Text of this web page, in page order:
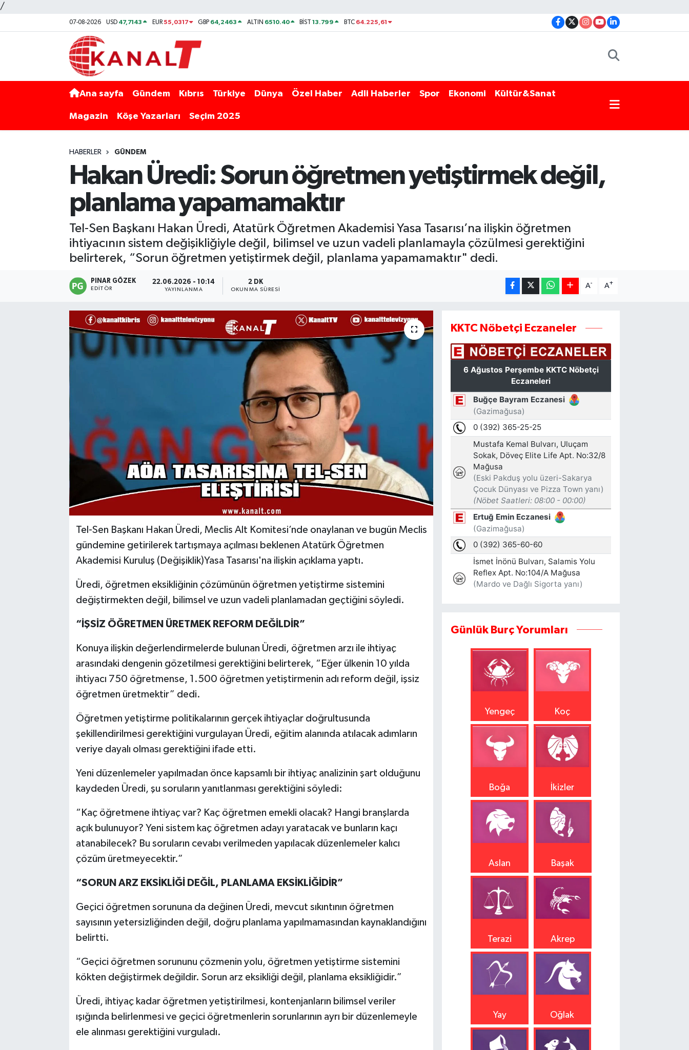
/
07-08-2026 USD 47,7143 EUR55,0317 GBP 64,2463 ALTIN 6510.40 BİST13.799 BTC 64.225,61
Ana sayfa Gündem Kıbrıs Türkiye Dünya Özel Haber Adli Haberler Spor Ekonomi Kültür&Sanat
Magazin Köşe Yazarları Seçim 2025
HABERLER GÜNDEM
Hakan Üredi: Sorun öğretmen yetiştirmek değil,
planlama yapamamaktır
Tel-Sen Başkanı Hakan Üredi, Atatürk Öğretmen Akademisi Yasa Tasarısı’na ilişkin öğretmen
ihtiyacının sistem değişikliğiyle değil, bilimsel ve uzun vadeli planlamayla çözülmesi gerektiğini
belirterek, “Sorun öğretmen yetiştirmek değil, planlama yapamamaktır" dedi.
PINAR GÖZEK
EDITÖR
22.06.2026 - 10:14
YAYINLANMA
2 DK
OKUNMA SÜRESI
A- A+
Tel-Sen Başkanı Hakan Üredi, Meclis Alt Komitesi’nde onaylanan ve bugün Meclis
gündemine getirilerek tartışmaya açılması beklenen Atatürk Öğretmen
Akademisi Kuruluş (Değişiklik)Yasa Tasarısı'na ilişkin açıklama yaptı.
Üredi, öğretmen eksikliğinin çözümünün öğretmen yetiştirme sistemini
değiştirmekten değil, bilimsel ve uzun vadeli planlamadan geçtiğini söyledi.
“İŞSİZ ÖĞRETMEN ÜRETMEK REFORM DEĞİLDİR”
Konuya ilişkin değerlendirmelerde bulunan Üredi, öğretmen arzı ile ihtiyaç
arasındaki dengenin gözetilmesi gerektiğini belirterek, “Eğer ülkenin 10 yılda
ihtiyacı 750 öğretmense, 1.500 öğretmen yetiştirmenin adı reform değil, işsiz
öğretmen üretmektir” dedi.
Öğretmen yetiştirme politikalarının gerçek ihtiyaçlar doğrultusunda
şekillendirilmesi gerektiğini vurgulayan Üredi, eğitim alanında atılacak adımların
veriye dayalı olması gerektiğini ifade etti.
Yeni düzenlemeler yapılmadan önce kapsamlı bir ihtiyaç analizinin şart olduğunu
kaydeden Üredi, şu soruların yanıtlanması gerektiğini söyledi:
“Kaç öğretmene ihtiyaç var? Kaç öğretmen emekli olacak? Hangi branşlarda
açık bulunuyor? Yeni sistem kaç öğretmen adayı yaratacak ve bunların kaçı
atanabilecek? Bu soruların cevabı verilmeden yapılacak düzenlemeler kalıcı
çözüm üretmeyecektir.”
“SORUN ARZ EKSİKLİĞİ DEĞİL, PLANLAMA EKSİKLİĞİDİR”
Geçici öğretmen sorununa da değinen Üredi, mevcut sıkıntının öğretmen
sayısının yetersizliğinden değil, doğru planlama yapılmamasından kaynaklandığını
belirtti.
“Geçici öğretmen sorununu çözmenin yolu, öğretmen yetiştirme sistemini
kökten değiştirmek değildir. Sorun arz eksikliği değil, planlama eksikliğidir.”
Üredi, ihtiyaç kadar öğretmen yetiştirilmesi, kontenjanların bilimsel veriler
ışığında belirlenmesi ve geçici öğretmenlerin sorunlarının ayrı bir düzenlemeyle
ele alınması gerektiğini vurguladı.
KKTC Nöbetçi Eczaneler
Günlük Burç Yorumları
Yengeç Koç
Boğa İkizler
Aslan Başak
Terazi Akrep
Yay Oğlak